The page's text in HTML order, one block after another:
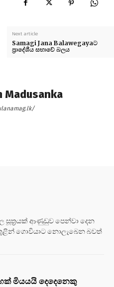
Next article
Samagi Jana Balawegayaට
ප්‍රාදේශීය සභාවේ බලය
Madusanka
සූත්‍රයක් ආණුඩුව පෙන්වා දෙන
ගොවියාට නොලැබෙන බවත්
මියයයි දෙදෙනෙකු